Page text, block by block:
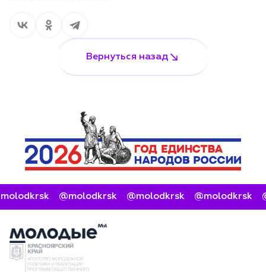
Вернуться назад
@molodkrsk @molodkrsk @molodkrsk